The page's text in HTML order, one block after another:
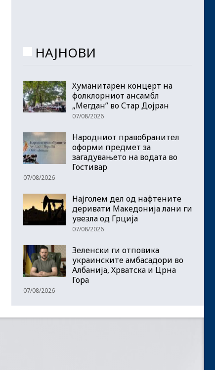
НАЈНОВИ
Хуманитарен концерт на
фолклорниот ансамбл
„Мегдан” во Стар Дојран
07/08/2026
Народниот правобранител
оформи предмет за
загадувањето на водата во
Гостивар
07/08/2026
Најголем дел од нафтените
деривати Македонија лани ги
увезла од Грција
07/08/2026
Зеленски ги отповика
украинските амбасадори во
Албанија, Хрватска и Црна
Гора
07/08/2026